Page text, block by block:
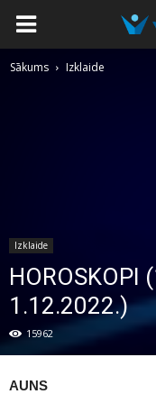
Sākums Izklaide
Izklaide
HOROSKOPI
1.12.2022.)
15962
AUNS